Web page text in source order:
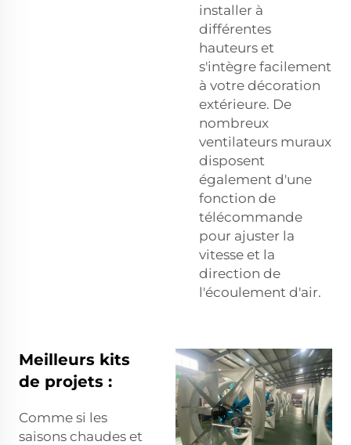
installer à
différentes
hauteurs et
s'intègre facilement
à votre décoration
extérieure. De
nombreux
ventilateurs muraux
disposent
également d'une
fonction de
télécommande
pour ajuster la
vitesse et la
direction de
l'écoulement d'air.
Meilleurs kits
de projets :
Comme si les
saisons chaudes et